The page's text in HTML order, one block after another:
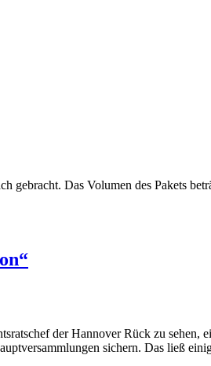
gebracht. Das Volumen des Pakets
der Hannover Rück zu sehen,
sichern. Das ließ